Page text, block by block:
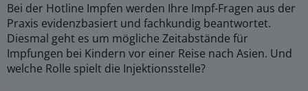
Bei der Hotline Impfen werden Ihre Impf-Fragen aus der
Praxis evidenzbasiert und fachkundig beantwortet.
Diesmal geht es um mögliche Zeitabstände für
Impfungen bei Kindern vor einer Reise nach Asien. Und
welche Rolle spielt die Injektionsstelle?